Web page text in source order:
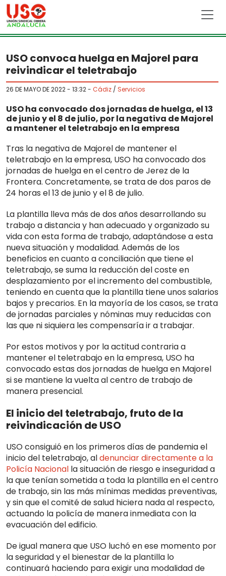
Skip to main content
USO convoca huelga en Majorel para
reivindicar el teletrabajo
26 DE MAYO DE 2022 - 13:32- Cádiz / Servicios
USO ha convocado dos jornadas de huelga, el 13
de junio y el 8 de julio, por la negativa de Majorel
a mantener el teletrabajo en la empresa
Tras la negativa de Majorel de mantener el
teletrabajo en la empresa, USO ha convocado dos
jornadas de huelga en el centro de Jerez de la
Frontera. Concretamente, se trata de dos paros de
24 horas el 13 de junio y el 8 de julio.
La plantilla lleva más de dos años desarrollando su
trabajo a distancia y han adecuado y organizado su
vida con esta forma de trabajo, adaptándose a esta
nueva situación y modalidad. Además de los
beneficios en cuanto a conciliación que tiene el
teletrabajo, se suma la reducción del coste en
desplazamiento por el incremento del combustible,
teniendo en cuenta que la plantilla tiene unos salarios
bajos y precarios. En la mayoría de los casos, se trata
de jornadas parciales y nóminas muy reducidas con
las que ni siquiera les compensaría ir a trabajar.
Por estos motivos y por la actitud contraria a
mantener el teletrabajo en la empresa, USO ha
convocado estas dos jornadas de huelga en Majorel
si se mantiene la vuelta al centro de trabajo de
manera presencial.
El inicio del teletrabajo, fruto de la
reivindicación de USO
USO consiguió en los primeros días de pandemia el
inicio del teletrabajo, aldenunciar directamente a la
Policía Nacional la situación de riesgo e inseguridad a
la que tenían sometida a toda la plantilla en el centro
de trabajo, sin las más mínimas medidas preventivas,
y sin que el comité de salud hiciera nada al respecto,
actuando la policía de manera inmediata con la
evacuación del edificio.
De igual manera que USO luchó en ese momento por
la seguridad y el bienestar de la plantilla lo
continuará haciendo para exigir una modalidad de